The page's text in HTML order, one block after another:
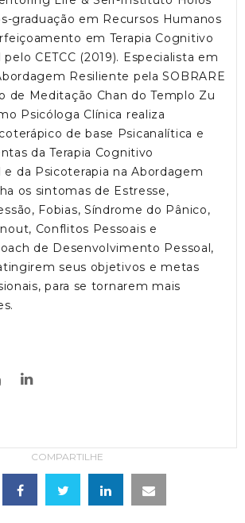
graduação em Recursos Humanos
em Terapia Cognitivo
CETCC (2019). Especialista em
Resiliente pela SOBRARE
de Meditação Chan do Templo Zu
Psicóloga Clínica realiza
de base Psicanalítica e
da Terapia Cognitivo
da Psicoterapia na Abordagem
os sintomas de Estresse,
Fobias, Síndrome do Pânico,
Conflitos Pessoais e
de Desenvolvimento Pessoal,
seus objetivos e metas
para se tornarem mais
COMPARTILHE